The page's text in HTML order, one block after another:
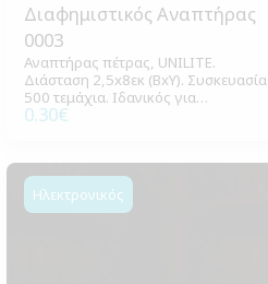
Διαφημιστικός Αναπτήρας
0003
Αναπτήρας πέτρας, UNILITE.
Διάσταση 2,5x8εκ (ΒxΥ). Συσκευασία
500 τεμάχια. Ιδανικός για
καθημερινή χρήση και διαφημιστικά
0.30€
Ηλεκτρονικός